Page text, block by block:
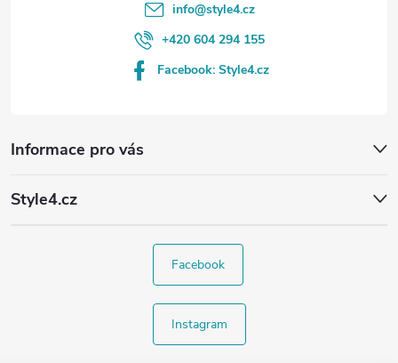
Informace pro vás
Style4.cz
info@style4.cz
+420 604 294 155
Facebook: Style4.cz
Facebook
Instagram